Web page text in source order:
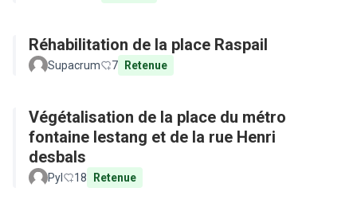
Réhabilitation de la place Raspail
Supacrum 7 Retenue
Végétalisation de la place du métro
fontaine lestang et de la rue Henri
desbals
Pyl 18 Retenue